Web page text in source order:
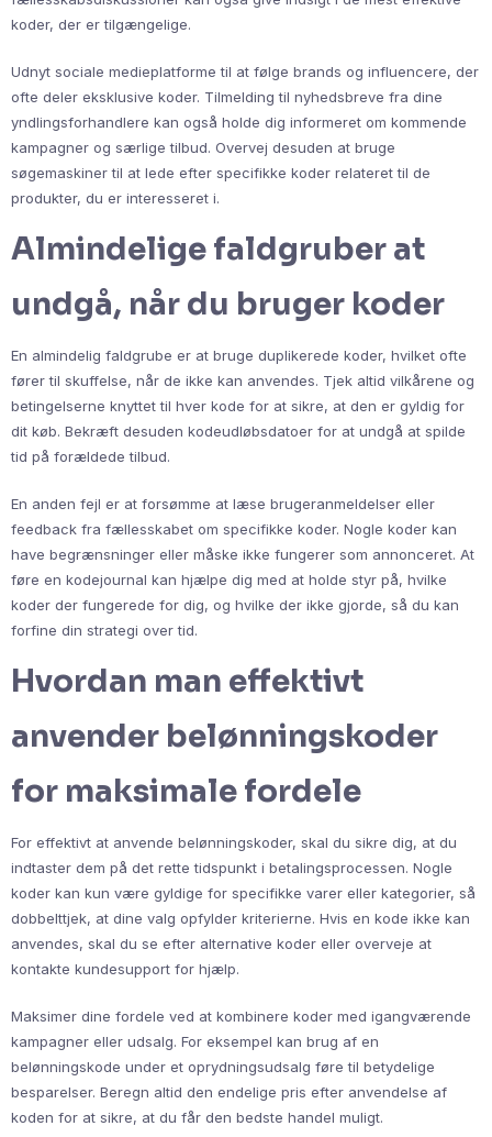
koder, der er tilgængelige.
Udnyt sociale medieplatforme til at følge brands og influencere, der
ofte deler eksklusive koder. Tilmelding til nyhedsbreve fra dine
yndlingsforhandlere kan også holde dig informeret om kommende
kampagner og særlige tilbud. Overvej desuden at bruge
søgemaskiner til at lede efter specifikke koder relateret til de
produkter, du er interesseret i.
Almindelige faldgruber at
undgå, når du bruger koder
En almindelig faldgrube er at bruge duplikerede koder, hvilket ofte
fører til skuffelse, når de ikke kan anvendes. Tjek altid vilkårene og
betingelserne knyttet til hver kode for at sikre, at den er gyldig for
dit køb. Bekræft desuden kodeudløbsdatoer for at undgå at spilde
tid på forældede tilbud.
En anden fejl er at forsømme at læse brugeranmeldelser eller
feedback fra fællesskabet om specifikke koder. Nogle koder kan
have begrænsninger eller måske ikke fungerer som annonceret. At
føre en kodejournal kan hjælpe dig med at holde styr på, hvilke
koder der fungerede for dig, og hvilke der ikke gjorde, så du kan
forfine din strategi over tid.
Hvordan man effektivt
anvender belønningskoder
for maksimale fordele
For effektivt at anvende belønningskoder, skal du sikre dig, at du
indtaster dem på det rette tidspunkt i betalingsprocessen. Nogle
koder kan kun være gyldige for specifikke varer eller kategorier, så
dobbelttjek, at dine valg opfylder kriterierne. Hvis en kode ikke kan
anvendes, skal du se efter alternative koder eller overveje at
kontakte kundesupport for hjælp.
Maksimer dine fordele ved at kombinere koder med igangværende
kampagner eller udsalg. For eksempel kan brug af en
belønningskode under et oprydningsudsalg føre til betydelige
besparelser. Beregn altid den endelige pris efter anvendelse af
koden for at sikre, at du får den bedste handel muligt.